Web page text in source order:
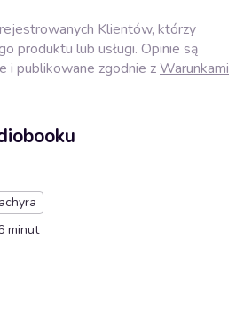
Klientów, którzy
produktu lub usługi. Opinie są
i publikowane zgodnie zWarunkami
minut